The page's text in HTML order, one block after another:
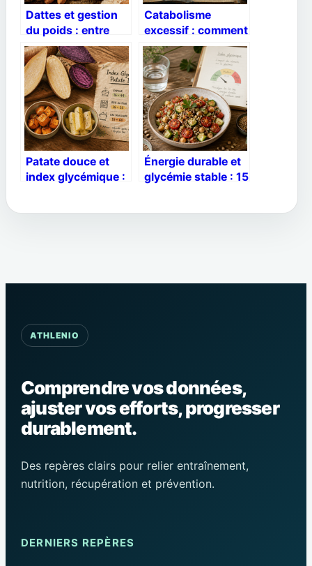
Dattes et gestion
du poids : entre
atout nutritionnel
et excès calorique
Catabolisme
excessif : comment
stopper la
dégradation
musculaire qui
freine vos résultats
Patate douce et
index glycémique :
Énergie durable et
glycémie stable : 15
ATHLENIO
Comprendre vos données,
ajuster vos efforts, progresser
durablement.
Des repères clairs pour relier entraînement,
nutrition, récupération et prévention.
DERNIERS REPÈRES